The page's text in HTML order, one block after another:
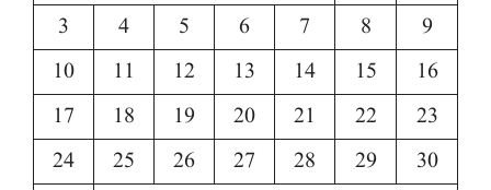
3
4 5 6 7 8
9
10
11 12 13 14 15
16
17
18 19 20 21 22
23
24
25 26 27 28 29
30